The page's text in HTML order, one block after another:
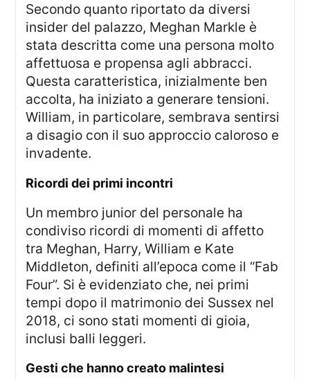
Secondo quanto riportato da diversi
insider del palazzo, Meghan Markle è
stata descritta come una persona molto
affettuosa e propensa agli abbracci.
Questa caratteristica, inizialmente ben
accolta, ha iniziato a generare tensioni.
William, in particolare, sembrava sentirsi
a disagio con il suo approccio caloroso e
invadente.
ricordi dei primi incontri
Un membro junior del personale ha
condiviso ricordi di momenti di affetto
tra Meghan, Harry, William e Kate
Middleton, definiti all’epoca come il “Fab
Four”. Si è evidenziato che, nei primi
tempi dopo il matrimonio dei Sussex nel
2018, ci sono stati momenti di gioia,
inclusi balli leggeri.
gesti che hanno creato malintesi